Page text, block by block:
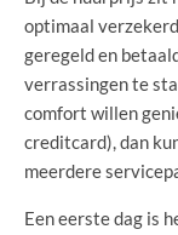
optimaal
geregeld en
verrassingen te
comfort willen
creditcard), dan
meerdere
Een eerste dag is